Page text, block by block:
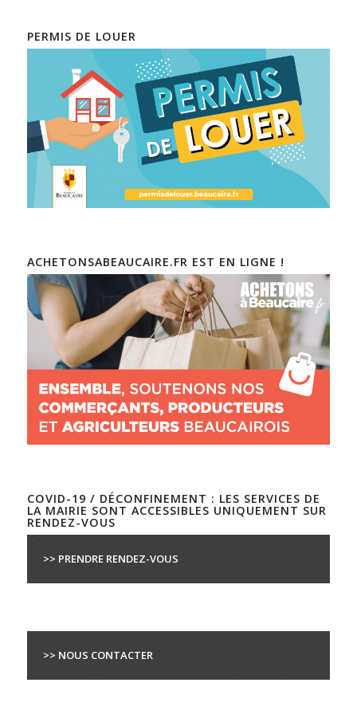
PERMIS DE LOUER
ACHETONSABEAUCAIRE.FR EST EN LIGNE !
COVID-19 / DÉCONFINEMENT : LES SERVICES DE
LA MAIRIE SONT ACCESSIBLES UNIQUEMENT SUR
RENDEZ-VOUS
>> PRENDRE RENDEZ-VOUS
>> NOUS CONTACTER